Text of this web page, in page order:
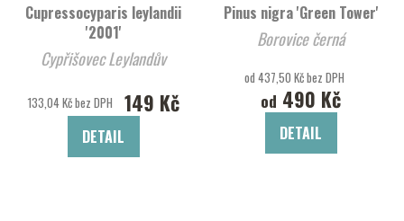
Cupressocyparis leylandii
'2001'
Cypřišovec Leylandův
133,04 Kč bez DPH 149 Kč
DETAIL
Pinus nigra 'Green Tower'
Borovice černá
od 437,50 Kč bez DPH
od 490 Kč
DETAIL